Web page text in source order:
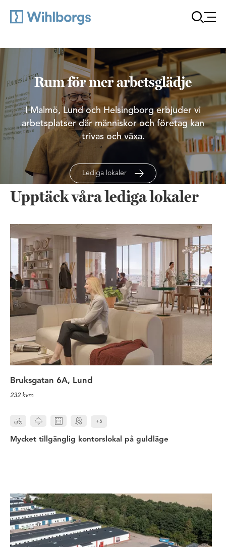
Rum för mer arbetsglädje
I Malmö, Lund och Helsingborg erbjuder vi
arbetsplatser där människor och företag kan
trivas och växa.
Lediga lokaler
Upptäck våra lediga lokaler
Mycket tillgänglig kontorslokal
Bruksgatan 6A, Lund
232 kvm
+5
Mycket tillgänglig kontorslokal på guldläge
Lagerlokal med mindre kontor